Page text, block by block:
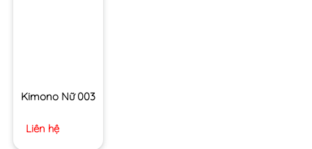
Kimono Nữ 003
Liên hệ